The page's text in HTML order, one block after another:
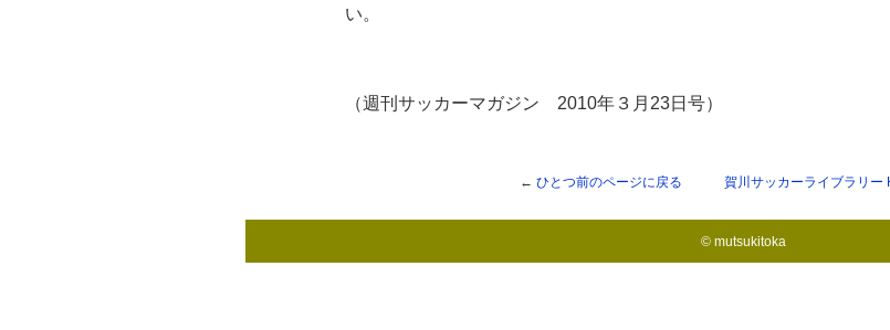
い。
（週刊サッカーマガジン 2010年３月23日号）
← ひとつ前のページに戻る 賀川サッカーライブラリー
© mutsukitoka